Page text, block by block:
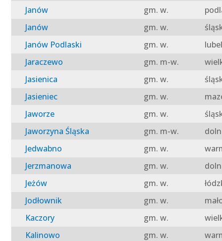
Janów gm. w.
Janów
gm. w.
Janów Podlaski
gm. w.
Jaraczewo
gm. m-w.
Jasienica
gm. w.
Jasieniec
gm. w.
Jaworze
gm. w.
Jaworzyna Śląska
gm. m-w.
Jedwabno
gm. w.
Jerzmanowa
gm. w.
Jeżów
gm. w.
Jodłownik
gm. w.
Kaczory
gm. w.
Kalinowo
gm. w.